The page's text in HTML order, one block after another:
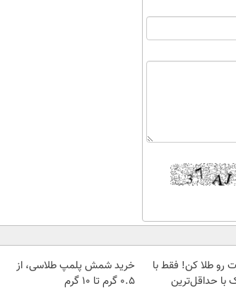
رو طلا کن! فقط با
با حداقل‌ترین
خرید شمش پلمپ طلاسی، از
۰.۵ گرم تا ۱۰ گرم